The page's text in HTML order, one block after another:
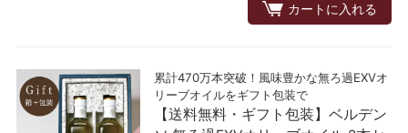
カートに入れる
累計470万本突破！風味豊かな無ろ過EXVオ
リーブオイルをギフト包装で
【送料無料・ギフト包装】ベルデン